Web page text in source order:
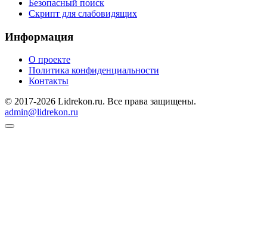
Безопасный поиск
Скрипт для слабовидящих
Информация
О проекте
Политика конфиденциальности
Контакты
© 2017-2026 Lidrekon.ru. Все права защищены.
admin@lidrekon.ru